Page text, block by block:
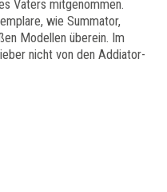
Vaters mitgenommen.
wie Summator,
Modellen überein. Im
nicht von den Addiator-